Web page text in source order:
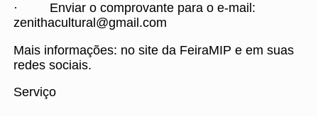
· Enviar o comprovante para o e-mail:
zenithacultural@gmail.com
Mais informações: no site da FeiraMIP e em suas
redes sociais.
Serviço